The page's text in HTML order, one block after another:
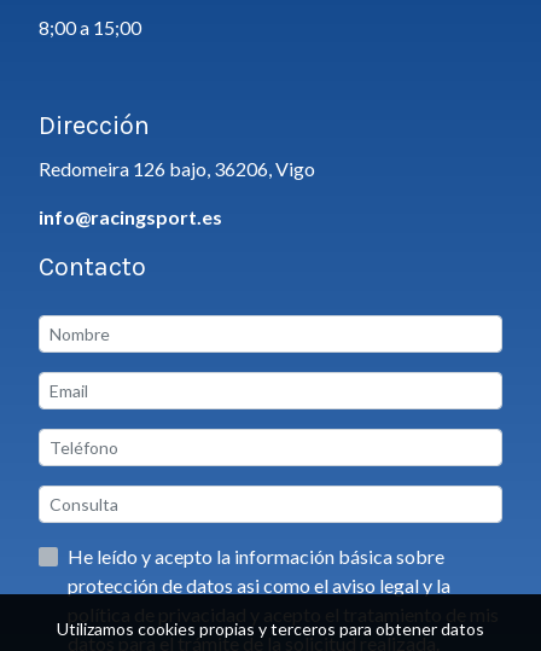
8;00 a 15;00
Dirección
Redomeira 126 bajo, 36206, Vigo
info@racingsport.es
Contacto
He leído y acepto la información básica sobre
protección de datos asi como el aviso legal y la
datos para el trámite de la solicitud realizada.
Utilizamos cookies propias y terceros para obtener datos